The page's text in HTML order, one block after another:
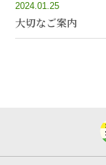
2024.01.25
大切なご案内